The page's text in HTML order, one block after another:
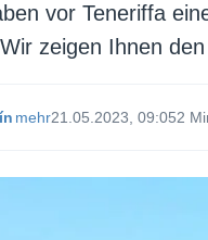
vor Teneriffa
zeigen Ihnen den
mehr21.05.2023, 09:052